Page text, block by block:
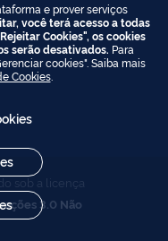
sob a licença
3.0 Não
e prover serviços
você terá acesso a todas
Cookies", os cookies
serão desativados. Para
cookies". Saiba mais
Cookies.